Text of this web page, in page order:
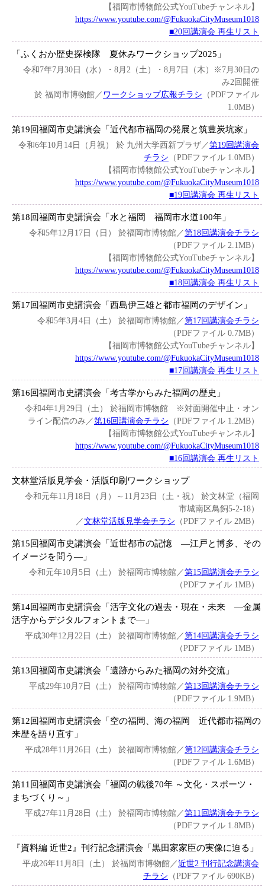
【福岡市博物館公式YouTubeチャンネル】
https://www.youtube.com/@FukuokaCityMuseum1018
■20回講演会 再生リスト
「ふくおか歴史探検隊 夏休みワークショップ2025」
令和7年7月30日（水）・8月2（土）・8月7日（木）※7月30日の
み2回開催
於 福岡市博物館／ ワークショップ広報チラシ （PDFファイル
1.0MB）
第19回福岡市史講演会「近代都市福岡の発展と筑豊炭坑家」
令和6年10月14日（月祝） 於 九州大学西新プラザ／第19回講演会
チラシ （PDFファイル 1.0MB）
【福岡市博物館公式YouTubeチャンネル】
https://www.youtube.com/@FukuokaCityMuseum1018
■19回講演会 再生リスト
第18回福岡市史講演会「水と福岡 福岡市水道100年」
令和5年12月17日（日） 於福岡市博物館／第18回講演会チラシ
（PDFファイル 2.1MB）
【福岡市博物館公式YouTubeチャンネル】
https://www.youtube.com/@FukuokaCityMuseum1018
■18回講演会 再生リスト
第17回福岡市史講演会「西島伊三雄と都市福岡のデザイン」
令和5年3月4日（土） 於福岡市博物館／第17回講演会チラシ
（PDFファイル 0.7MB）
【福岡市博物館公式YouTubeチャンネル】
https://www.youtube.com/@FukuokaCityMuseum1018
■17回講演会 再生リスト
第16回福岡市史講演会「考古学からみた福岡の歴史」
令和4年1月29日（土） 於福岡市博物館 ※対面開催中止・オン
ライン配信のみ／第16回講演会チラシ （PDFファイル 1.2MB）
【福岡市博物館公式YouTubeチャンネル】
https://www.youtube.com/@FukuokaCityMuseum1018
■16回講演会 再生リスト
文林堂活版見学会・活版印刷ワークショップ
令和元年11月18日（月）～11月23日（土・祝） 於文林堂（福岡
市城南区鳥飼5-2-18）
／文林堂活版見学会チラシ （PDFファイル 2MB）
第15回福岡市史講演会「近世都市の記憶 ―江戸と博多、その
イメージを問う―」
令和元年10月5日（土） 於福岡市博物館／第15回講演会チラシ
（PDFファイル 1MB）
第14回福岡市史講演会「活字文化の過去・現在・未来 ―金属
活字からデジタルフォントまで―」
平成30年12月22日（土） 於福岡市博物館／第14回講演会チラシ
（PDFファイル 1MB）
第13回福岡市史講演会「遺跡からみた福岡の対外交流」
平成29年10月7日（土） 於福岡市博物館／第13回講演会チラシ
（PDFファイル 1.9MB）
第12回福岡市史講演会「空の福岡、海の福岡 近代都市福岡の
来歴を語り直す」
平成28年11月26日（土） 於福岡市博物館／第12回講演会チラシ
（PDFファイル 1.6MB）
第11回福岡市史講演会「福岡の戦後70年 ～文化・スポーツ・
まちづくり～」
平成27年11月28日（土） 於福岡市博物館／第11回講演会チラシ
（PDFファイル 1.8MB）
『資料編 近世2』刊行記念講演会「黒田家家臣の実像に迫る」
平成26年11月8日（土） 於福岡市博物館／近世2 刊行記念講演会
チラシ （PDFファイル 690KB）